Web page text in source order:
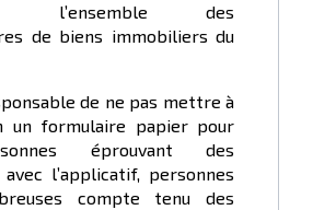
l’ensemble des
de biens immobiliers du
de ne pas mettre à
un formulaire papier pour
éprouvant des
l’applicatif, personnes
compte tenu des